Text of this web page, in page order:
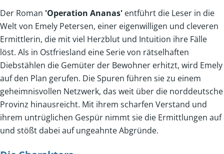
Der Roman 'Operation Ananas' entführt die Leser in die
Welt von Emely Petersen, einer eigenwilligen und cleveren
Ermittlerin, die mit viel Herzblut und Intuition ihre Fälle
löst. Als in Ostfriesland eine Serie von rätselhaften
Diebstählen die Gemüter der Bewohner erhitzt, wird Emely
auf den Plan gerufen. Die Spuren führen sie zu einem
geheimnisvollen Netzwerk, das weit über die norddeutsche
Provinz hinausreicht. Mit ihrem scharfen Verstand und
ihrem untrüglichen Gespür nimmt sie die Ermittlungen auf
und stößt dabei auf ungeahnte Abgründe.